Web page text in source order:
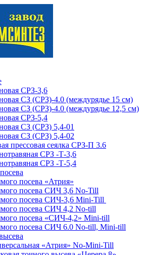
СРЗ-3,6
СЗ (СРЗ)-4.0 (междурядье 15 см)
СЗ (СРЗ)-4.0 (междурядье 12,5 см)
СРЗ-5,4
СЗ (СРЗ) 5,4-01
СЗ (СРЗ) 5,4-02
прессовая сеялка СРЗ-П 3.6
СРЗ -Т-3,6
СРЗ -Т-5,4
посева «Атрия»
посева СИЧ 3,6 No-Till
посева СИЧ-3,6 Mini-Till
посева СИЧ 4,2 No-till
посева «СИЧ-4,2» Mini-till
посева СИЧ 6.0 No-till, Mini-till
«Атрия» No-Mini-Till